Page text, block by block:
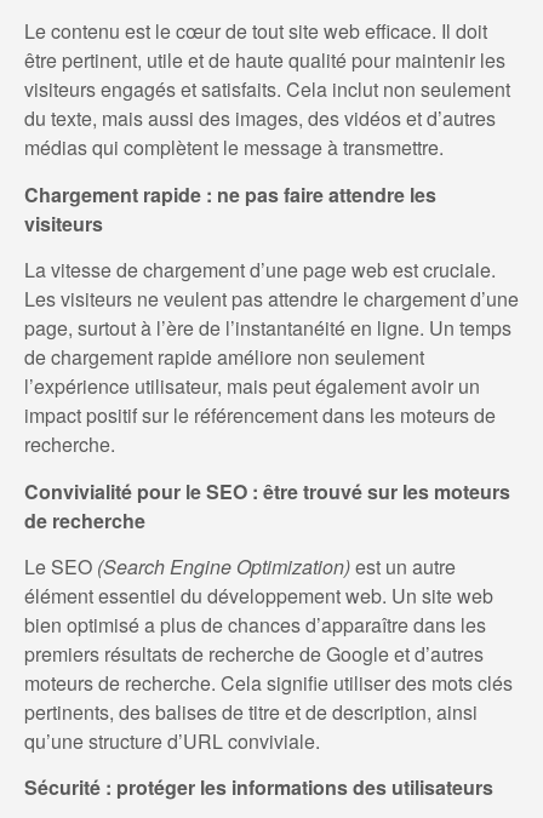
Le contenu est le cœur de tout site web efficace. Il doit
être pertinent, utile et de haute qualité pour maintenir les
visiteurs engagés et satisfaits. Cela inclut non seulement
du texte, mais aussi des images, des vidéos et d’autres
médias qui complètent le message à transmettre.
Chargement rapide : ne pas faire attendre les
visiteurs
La vitesse de chargement d’une page web est cruciale.
Les visiteurs ne veulent pas attendre le chargement d’une
page, surtout à l’ère de l’instantanéité en ligne. Un temps
de chargement rapide améliore non seulement
l’expérience utilisateur, mais peut également avoir un
impact positif sur le référencement dans les moteurs de
recherche.
Convivialité pour le SEO : être trouvé sur les moteurs
de recherche
Le SEO (Search Engine Optimization)est un autre
élément essentiel du développement web. Un site web
bien optimisé a plus de chances d’apparaître dans les
premiers résultats de recherche de Google et d’autres
moteurs de recherche. Cela signifie utiliser des mots clés
pertinents, des balises de titre et de description, ainsi
qu’une structure d’URL conviviale.
Sécurité : protéger les informations des utilisateurs